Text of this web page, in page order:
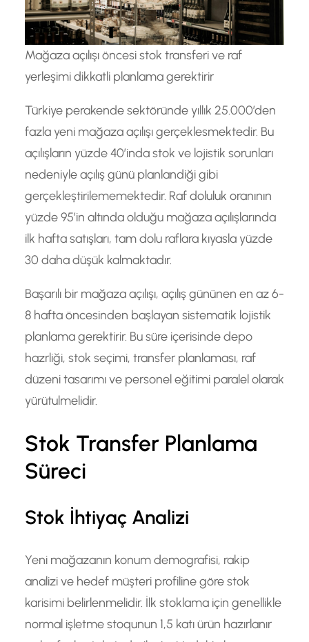
Mağaza açılışı öncesi stok transferi ve raf
yerleşimi dikkatli planlama gerektirir
Türkiye perakende sektöründe yıllık 25.000’den
fazla yeni mağaza açılışı gerçeklesmektedir. Bu
açılışların yüzde 40’inda stok ve lojistik sorunları
nedeniyle açılış günü planlandiği gibi
gerçekleştirilememektedir. Raf doluluk oranının
yüzde 95’in altında olduğu mağaza açılışlarında
ilk hafta satışları, tam dolu raflara kıyasla yüzde
30 daha düşük kalmaktadır.
Başarılı bir mağaza açılışı, açılış gününen en az 6-
8 hafta öncesinden başlayan sistematik lojistik
planlama gerektirir. Bu süre içerisinde depo
hazrliği, stok seçimi, transfer planlaması, raf
düzeni tasarımı ve personel eğitimi paralel olarak
yürütulmelidir.
Stok Transfer Planlama
Süreci
Stok İhtiyaç Analizi
Yeni mağazanın konum demografisi, rakip
analizi ve hedef müşteri profiline göre stok
karisimi belirlenmelidir. İlk stoklama için genellikle
normal işletme stoqunun 1,5 katı ürün hazırlanır